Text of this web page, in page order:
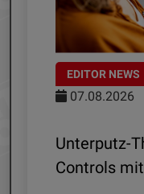
EDITOR NEWS
07.08.2026
Unterputz-
Controls